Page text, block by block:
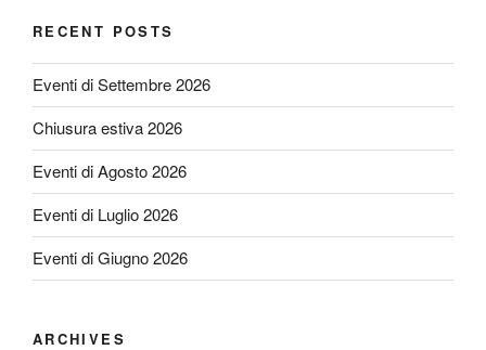
RECENT POSTS
Eventi di Settembre 2026
Chiusura estiva 2026
Eventi di Agosto 2026
Eventi di Luglio 2026
Eventi di Giugno 2026
ARCHIVES